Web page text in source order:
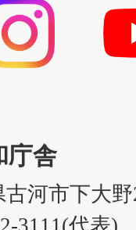
庁舎
古河市下大
3111(代表)